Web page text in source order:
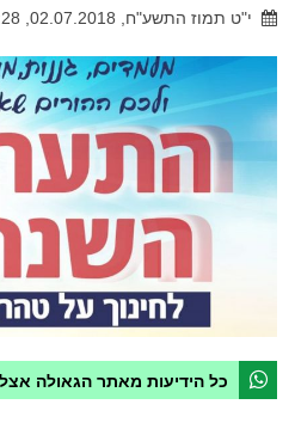
י"ט תמוז התשע"ח, 02.07.2018, 11:28
כל הידיעות מאתר הגאולה